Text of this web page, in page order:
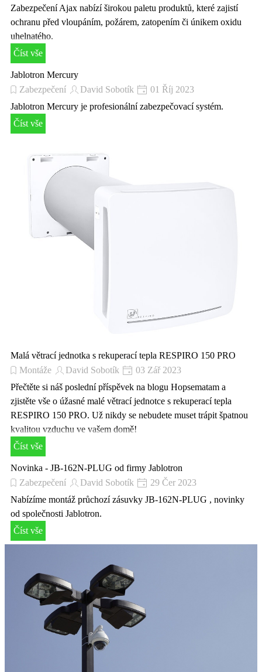
Zabezpečení Ajax nabízí širokou paletu produktů, které zajistí
ochranu před vloupáním, požárem, zatopením či únikem oxidu
uhelnatého.
Číst vše
Jablotron Mercury
Zabezpečení
David Sobotík
01 Říj 2023
Jablotron Mercury je profesionální zabezpečovací systém.
Číst vše
Malá větrací jednotka s rekuperací tepla RESPIRO 150 PRO
Montáže
David Sobotík
03 Zář 2023
Přečtěte si náš poslední příspěvek na blogu Hopsematam a
zjistěte vše o úžasné malé větrací jednotce s rekuperací tepla
RESPIRO 150 PRO. Už nikdy se nebudete muset trápit špatnou
kvalitou vzduchu ve vašem domě!
Číst vše
Novinka - JB-162N-PLUG od firmy Jablotron
Zabezpečení
David Sobotík
29 Čer 2023
Nabízíme montáž průchozí zásuvky JB-162N-PLUG , novinky
od společnosti Jablotron.
Číst vše